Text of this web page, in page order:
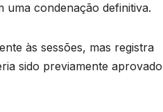
uma condenação definitiva.
às sessões, mas registra
sido previamente aprovado